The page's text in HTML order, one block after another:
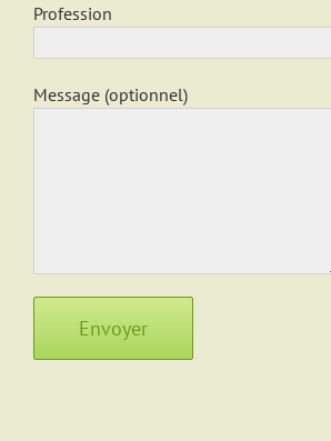
Profession
Message (optionnel)